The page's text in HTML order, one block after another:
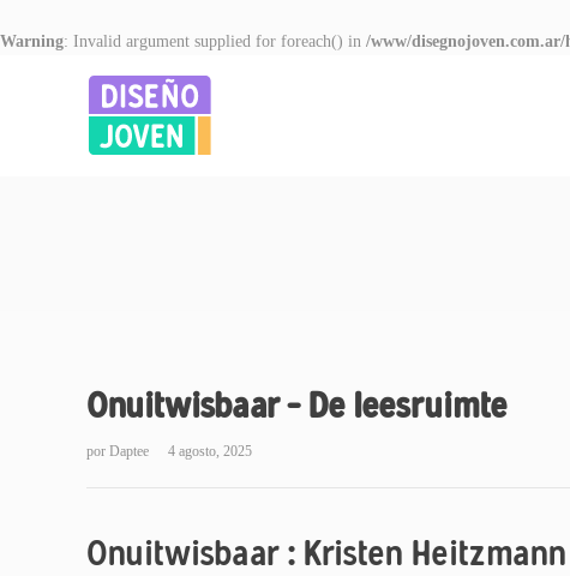
Warning: Invalid argument supplied for foreach() in /www/
Onuitwisbaar – De leesruimte
por Daptee 4 agosto, 2025
Onuitwisbaar : Kristen Heitzmann